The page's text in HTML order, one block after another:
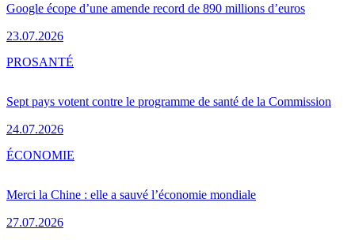
Google écope d’une amende record de 890 millions d’euros
23.07.2026
Sept pays votent contre le programme de santé de la Commission
24.07.2026
PROSANTÉ
Merci la Chine : elle a sauvé l’économie mondiale
27.07.2026
ÉCONOMIE